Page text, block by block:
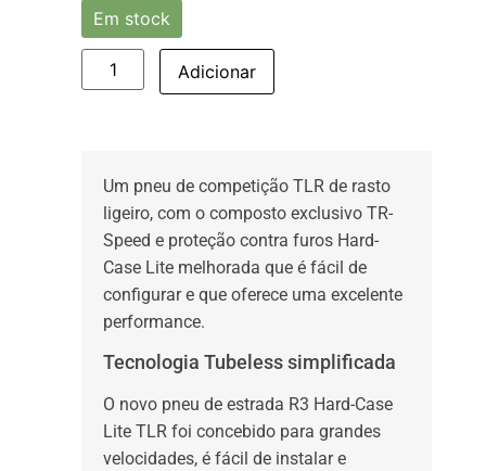
Em stock
Adicionar
Um pneu de competição TLR de rasto
ligeiro, com o composto exclusivo TR-
Speed e proteção contra furos Hard-
Case Lite melhorada que é fácil de
configurar e que oferece uma excelente
performance.
Tecnologia Tubeless simplificada
O novo pneu de estrada R3 Hard-Case
Lite TLR foi concebido para grandes
velocidades, é fácil de instalar e